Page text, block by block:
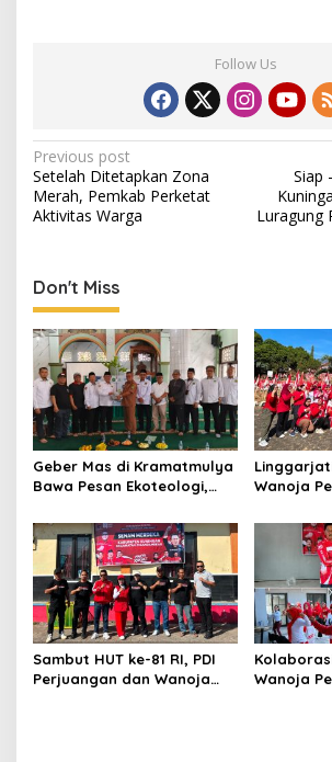
Follow Us
Post
navigation
Previous post
Setelah Ditetapkan Zona
Merah, Pemkab Perketat
Aktivitas Warga
Siap
Luragung
Don't Miss
Geber Mas di Kramatmulya
Bawa Pesan Ekoteologi,
Tanam Pohon
Wanoja
Sambut HUT ke-81 RI, PDI
Perjuangan dan Wanoja
Kolaborasi
Wanoja